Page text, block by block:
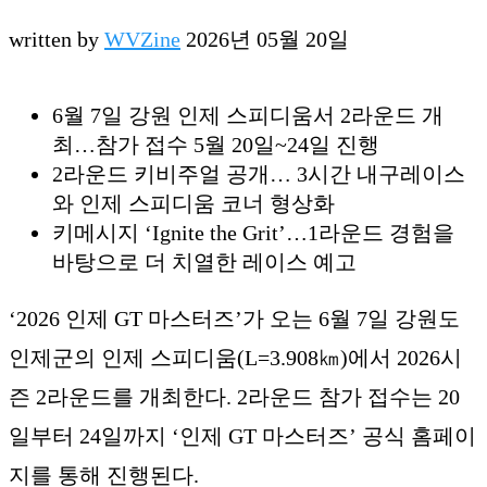
written by WVZine 2026년 05월 20일
6월 7일 강원 인제 스피디움서 2라운드 개
최…참가 접수 5월 20일~24일 진행
2라운드 키비주얼 공개… 3시간 내구레이스
와 인제 스피디움 코너 형상화
키메시지 ‘Ignite the Grit’…1라운드 경험을
바탕으로 더 치열한 레이스 예고
‘2026 인제 GT 마스터즈’가 오는 6월 7일 강원도
인제군의 인제 스피디움(L=3.908㎞)에서 2026시
즌 2라운드를 개최한다. 2라운드 참가 접수는 20
일부터 24일까지 ‘인제 GT 마스터즈’ 공식 홈페이
지를 통해 진행된다.